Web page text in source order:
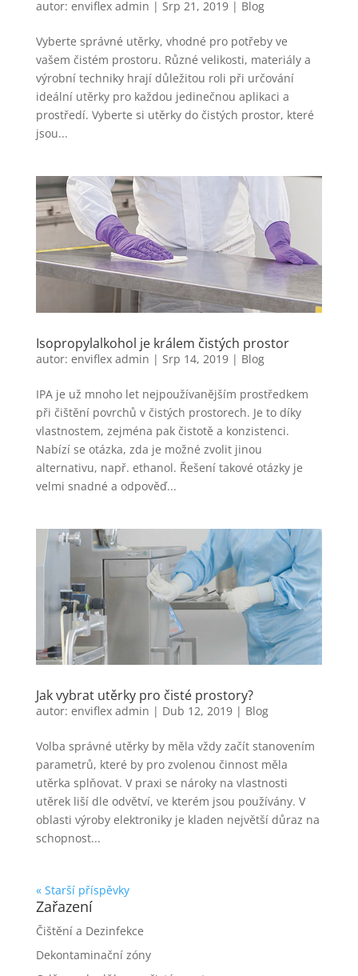
autor: enviflex admin | Srp 21, 2019| Blog
Vyberte správné utěrky, vhodné pro potřeby ve
vašem čistém prostoru. Různé velikosti, materiály a
výrobní techniky hrají důležitou roli při určování
ideální utěrky pro každou jedinečnou aplikaci a
prostředí. Vyberte si utěrky do čistých prostor, které
jsou...
Isopropylalkohol je králem čistých prostor
autor: enviflex admin | Srp 14, 2019| Blog
IPA je už mnoho let nejpoužívanějším prostředkem
při čištění povrchů v čistých prostorech. Je to díky
vlastnostem, zejména pak čistotě a konzistenci.
Nabízí se otázka, zda je možné zvolit jinou
alternativu, např. ethanol. Řešení takové otázky je
velmi snadné a odpověď...
Jak vybrat utěrky pro čisté prostory?
autor: enviflex admin | Dub 12, 2019| Blog
Volba správné utěrky by měla vždy začít stanovením
parametrů, které by pro zvolenou činnost měla
utěrka splňovat. V praxi se nároky na vlastnosti
utěrek liší dle odvětví, ve kterém jsou používány. V
oblasti výroby elektroniky je kladen největší důraz na
schopnost...
« Starší příspěvky
Zařazení
Čištění a Dezinfekce
Dekontaminační zóny